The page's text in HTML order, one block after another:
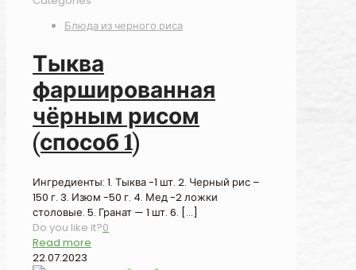
Блюда из черного риса
Тыква
фаршированная
чёрным рисом
(способ 1)
Ингредиенты: 1. Тыква -1 шт. 2. Черный рис –
150 г. 3. Изюм -50 г. 4. Мед -2 ложки
столовые. 5. Гранат — 1 шт. 6. […]
Do you like it?0
Read more
22.07.2023